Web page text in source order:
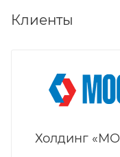
Клиенты
Холдинг